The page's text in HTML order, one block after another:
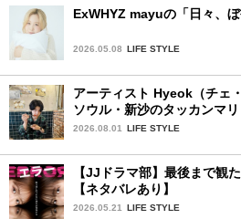
ExWHYZ mayuの「日々、
2026.05.08 LIFE STYLE
アーティスト Hyeok（チェ
ソウル・新沙のタッカンマ
2026.08.01 LIFE STYLE
【JJドラマ部】最後まで観
【ネタバレあり】
2026.05.21 LIFE STYLE